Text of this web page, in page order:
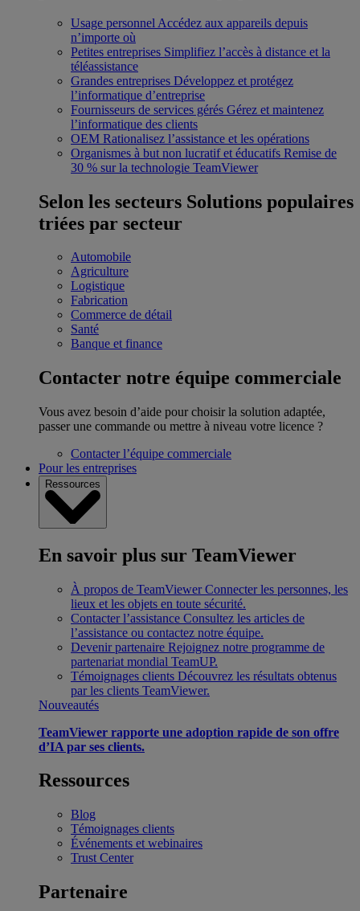
Usage personnel Accédez aux appareils depuis
n’importe où
Petites entreprises Simplifiez l’accès à distance et la
téléassistance
Grandes entreprises Développez et protégez
l’informatique d’entreprise
Fournisseurs de services gérés Gérez et maintenez
l’informatique des clients
OEM Rationalisez l’assistance et les opérations
Organismes à but non lucratif et éducatifs Remise de
30 % sur la technologie TeamViewer
Selon les secteurs Solutions populaires
triées par secteur
Automobile
Agriculture
Logistique
Fabrication
Commerce de détail
Santé
Banque et finance
Contacter notre équipe commerciale
Vous avez besoin d’aide pour choisir la solution adaptée,
passer une commande ou mettre à niveau votre licence ?
Contacter l’équipe commerciale
Pour les entreprises
Ressources
En savoir plus sur TeamViewer
À propos de TeamViewer Connecter les personnes, les
lieux et les objets en toute sécurité.
Contacter l’assistance Consultez les articles de
l’assistance ou contactez notre équipe.
Devenir partenaire Rejoignez notre programme de
partenariat mondial TeamUP.
Témoignages clients Découvrez les résultats obtenus
par les clients TeamViewer.
Nouveautés
TeamViewer rapporte une adoption rapide de son offre
d’IA par ses clients.
Ressources
Blog
Témoignages clients
Événements et webinaires
Trust Center
Partenaire